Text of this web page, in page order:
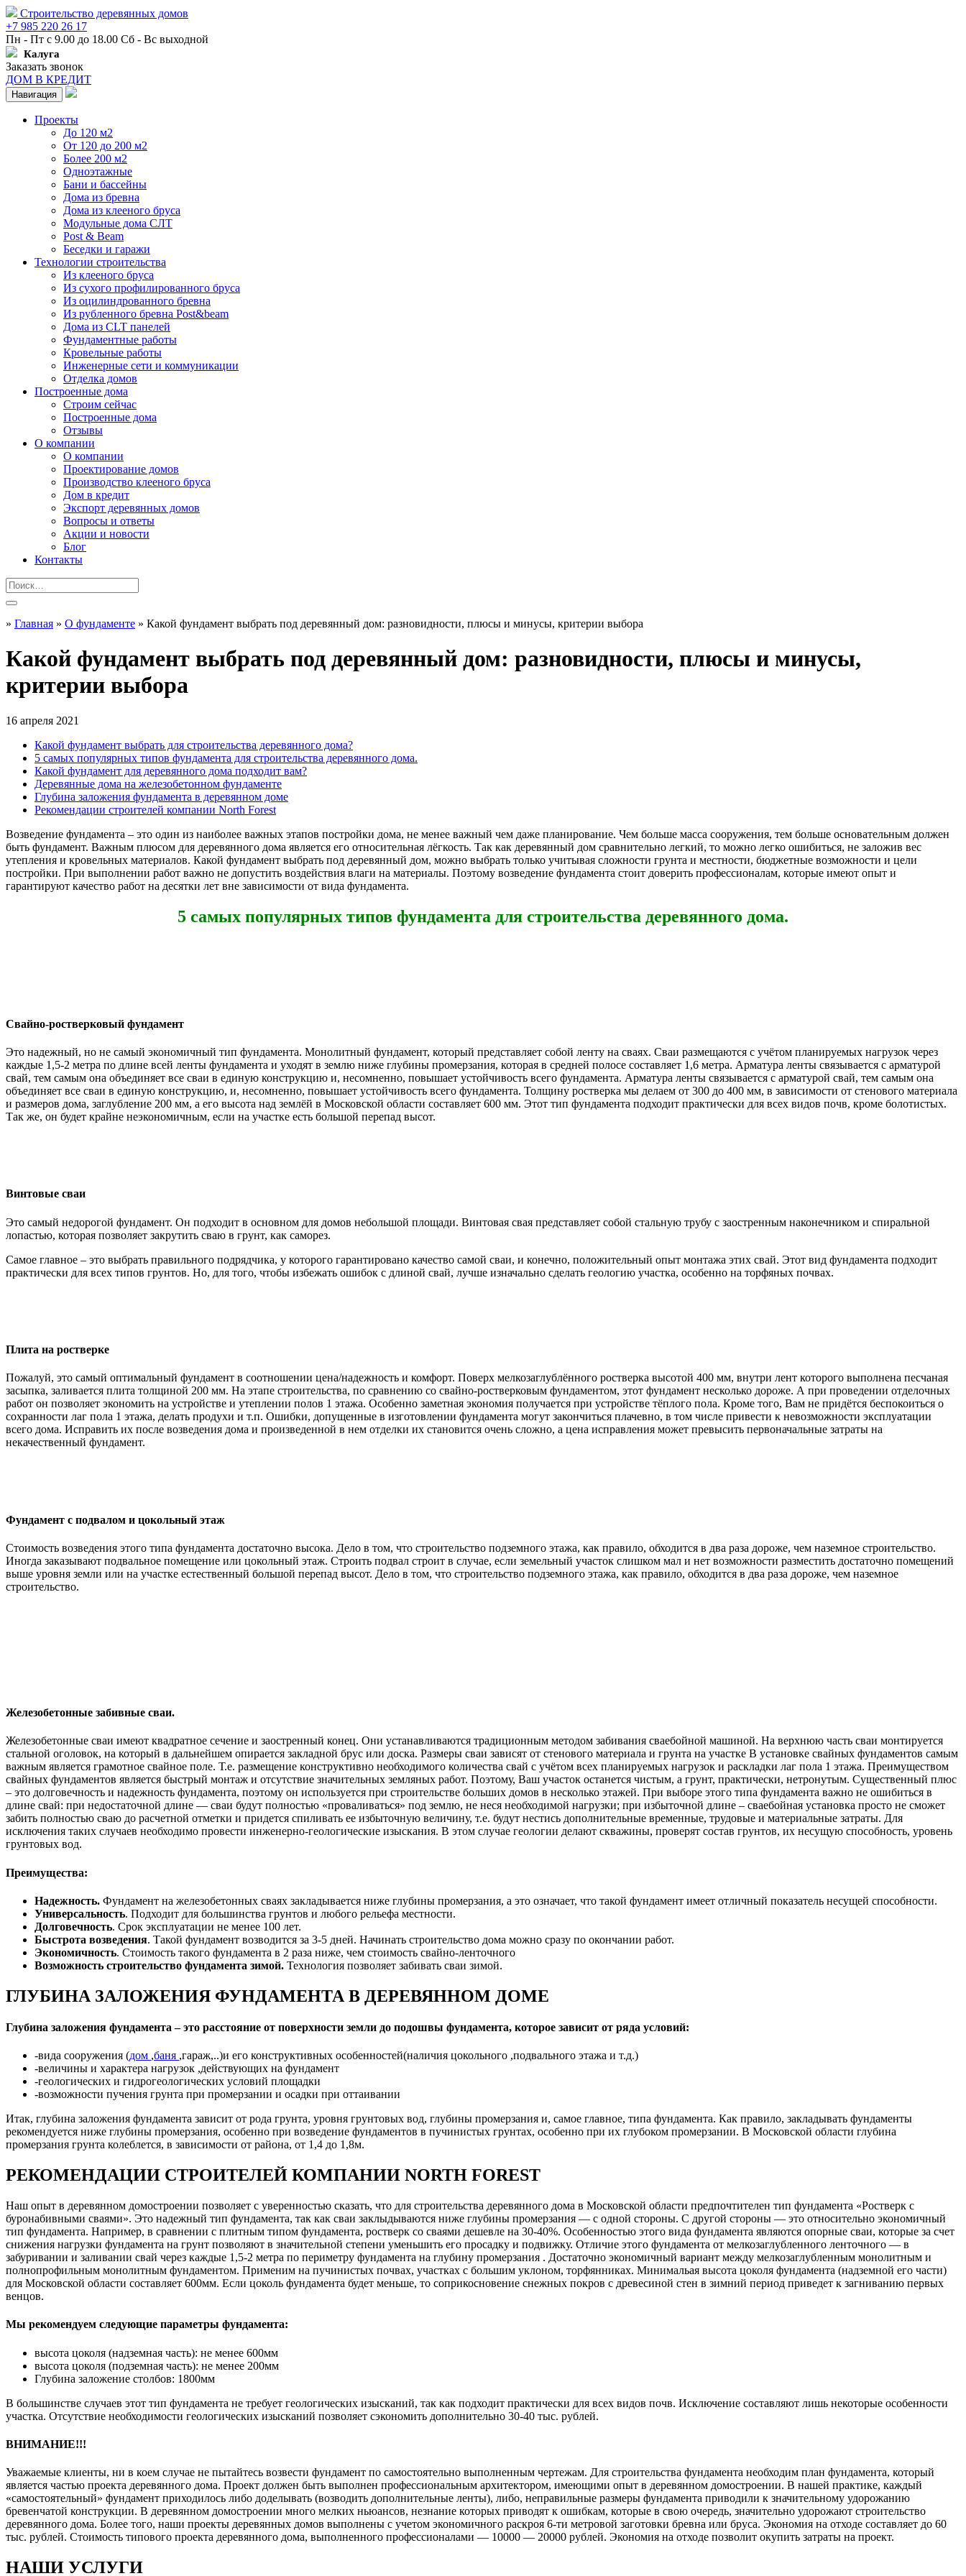
Строительство деревянных домов
+7 985 220 26 17
Пн - Пт с 9.00 до 18.00 Сб - Вс выходной
Калуга
Заказать звонок
ДОМ В КРЕДИТ
Навигация
Проекты
До 120 м2
От 120 до 200 м2
Более 200 м2
Одноэтажные
Бани и бассейны
Дома из бревна
Дома из клееного бруса
Модульные дома СЛТ
Post & Beam
Беседки и гаражи
Технологии строительства
Из клееного бруса
Из сухого профилированного бруса
Из оцилиндрованного бревна
Из рубленного бревна Post&beam
Дома из CLT панелей
Фундаментные работы
Кровельные работы
Инженерные сети и коммуникации
Отделка домов
Построенные дома
Строим сейчас
Построенные дома
Отзывы
О компании
О компании
Проектирование домов
Производство клееного бруса
Дом в кредит
Экспорт деревянных домов
Вопросы и ответы
Акции и новости
Блог
Контакты
» Главная » О фундаменте » Какой фундамент выбрать под деревянный дом: разновидности, плюсы и минусы, критерии выбора
Какой фундамент выбрать под деревянный дом: разновидности, плюсы и минусы,
критерии выбора
16 апреля 2021
Какой фундамент выбрать для строительства деревянного дома?
5 самых популярных типов фундамента для строительства деревянного дома.
Какой фундамент для деревянного дома подходит вам?
Деревянные дома на железобетонном фундаменте
Глубина заложения фундамента в деревянном доме
Рекомендации строителей компании North Forest
Возведение фундамента – это один из наиболее важных этапов постройки дома, не менее важный чем даже планирование. Чем больше масса сооружения, тем больше основательным должен
быть фундамент. Важным плюсом для деревянного дома является его относительная лёгкость. Так как деревянный дом сравнительно легкий, то можно легко ошибиться, не заложив вес
утепления и кровельных материалов. Какой фундамент выбрать под деревянный дом, можно выбрать только учитывая сложности грунта и местности, бюджетные возможности и цели
постройки. При выполнении работ важно не допустить воздействия влаги на материалы. Поэтому возведение фундамента стоит доверить профессионалам, которые имеют опыт и
гарантируют качество работ на десятки лет вне зависимости от вида фундамента.
5 самых популярных типов фундамента для строительства деревянного дома.
Свайно-ростверковый фундамент
Это надежный, но не самый экономичный тип фундамента. Монолитный фундамент, который представляет собой ленту на сваях. Сваи размещаются с учётом планируемых нагрузок через
каждые 1,5-2 метра по длине всей ленты фундамента и уходят в землю ниже глубины промерзания, которая в средней полосе составляет 1,6 метра. Арматура ленты связывается с арматурой
свай, тем самым она объединяет все сваи в единую конструкцию и, несомненно, повышает устойчивость всего фундамента. Арматура ленты связывается с арматурой свай, тем самым она
объединяет все сваи в единую конструкцию, и, несомненно, повышает устойчивость всего фундамента. Толщину ростверка мы делаем от 300 до 400 мм, в зависимости от стенового материала
и размеров дома, заглубление 200 мм, а его высота над землёй в Московской области составляет 600 мм. Этот тип фундамента подходит практически для всех видов почв, кроме болотистых.
Так же, он будет крайне неэкономичным, если на участке есть большой перепад высот.
Винтовые сваи
Это самый недорогой фундамент. Он подходит в основном для домов небольшой площади. Винтовая свая представляет собой стальную трубу с заостренным наконечником и спиральной
лопастью, которая позволяет закрутить сваю в грунт, как саморез.
Самое главное – это выбрать правильного подрядчика, у которого гарантировано качество самой сваи, и конечно, положительный опыт монтажа этих свай. Этот вид фундамента подходит
практически для всех типов грунтов. Но, для того, чтобы избежать ошибок с длиной свай, лучше изначально сделать геологию участка, особенно на торфяных почвах.
Плита на ростверке
Пожалуй, это самый оптимальный фундамент в соотношении цена/надежность и комфорт. Поверх мелкозаглублённого ростверка высотой 400 мм, внутри лент которого выполнена песчаная
засыпка, заливается плита толщиной 200 мм. На этапе строительства, по сравнению со свайно-ростверковым фундаментом, этот фундамент несколько дороже. А при проведении отделочных
работ он позволяет экономить на устройстве и утеплении полов 1 этажа. Особенно заметная экономия получается при устройстве тёплого пола. Кроме того, Вам не придётся беспокоиться о
сохранности лаг пола 1 этажа, делать продухи и т.п. Ошибки, допущенные в изготовлении фундамента могут закончиться плачевно, в том числе привести к невозможности эксплуатации
всего дома. Исправить их после возведения дома и произведенной в нем отделки их становится очень сложно, а цена исправления может превысить первоначальные затраты на
некачественный фундамент.
Фундамент с подвалом и цокольный этаж
Стоимость возведения этого типа фундамента достаточно высока. Дело в том, что строительство подземного этажа, как правило, обходится в два раза дороже, чем наземное строительство.
Иногда заказывают подвальное помещение или цокольный этаж. Строить подвал строит в случае, если земельный участок слишком мал и нет возможности разместить достаточно помещений
выше уровня земли или на участке естественный большой перепад высот. Дело в том, что строительство подземного этажа, как правило, обходится в два раза дороже, чем наземное
строительство.
Железобетонные забивные сваи.
Железобетонные сваи имеют квадратное сечение и заостренный конец. Они устанавливаются традиционным методом забивания сваебойной машиной. На верхнюю часть сваи монтируется
стальной оголовок, на который в дальнейшем опирается закладной брус или доска. Размеры сваи зависят от стенового материала и грунта на участке В установке свайных фундаментов самым
важным является грамотное свайное поле. Т.е. размещение конструктивно необходимого количества свай с учётом всех планируемых нагрузок и раскладки лаг пола 1 этажа. Преимуществом
свайных фундаментов является быстрый монтаж и отсутствие значительных земляных работ. Поэтому, Ваш участок останется чистым, а грунт, практически, нетронутым. Существенный плюс
– это долговечность и надежность фундамента, поэтому он используется при строительстве больших домов в несколько этажей. При выборе этого типа фундамента важно не ошибиться в
длине свай: при недостаточной длине — сваи будут полностью «проваливаться» под землю, не неся необходимой нагрузки; при избыточной длине – сваебойная установка просто не сможет
забить полностью сваю до расчетной отметки и придется спиливать ее избыточную величину, т.е. будут нестись дополнительные временные, трудовые и материальные затраты. Для
исключения таких случаев необходимо провести инженерно-геологические изыскания. В этом случае геологии делают скважины, проверят состав грунтов, их несущую способность, уровень
грунтовых вод.
Преимущества:
Надежность. Фундамент на железобетонных сваях закладывается ниже глубины промерзания, а это означает, что такой фундамент имеет отличный показатель несущей способности.
Универсальность. Подходит для большинства грунтов и любого рельефа местности.
Долговечность. Срок эксплуатации не менее 100 лет.
Быстрота возведения. Такой фундамент возводится за 3-5 дней. Начинать строительство дома можно сразу по окончании работ.
Экономичность. Стоимость такого фундамента в 2 раза ниже, чем стоимость свайно-ленточного
Возможность строительство фундамента зимой. Технология позволяет забивать сваи зимой.
ГЛУБИНА ЗАЛОЖЕНИЯ ФУНДАМЕНТА В ДЕРЕВЯННОМ ДОМЕ
Глубина заложения фундамента – это расстояние от поверхности земли до подошвы фундамента, которое зависит от ряда условий:
-вида сооружения (дом ,баня ,гараж,..)и его конструктивных особенностей(наличия цокольного ,подвального этажа и т.д.)
-величины и характера нагрузок ,действующих на фундамент
-геологических и гидрогеологических условий площадки
-возможности пучения грунта при промерзании и осадки при оттаивании
Итак, глубина заложения фундамента зависит от рода грунта, уровня грунтовых вод, глубины промерзания и, самое главное, типа фундамента. Как правило, закладывать фундаменты
рекомендуется ниже глубины промерзания, особенно при возведение фундаментов в пучинистых грунтах, особенно при их глубоком промерзании. В Московской области глубина
промерзания грунта колеблется, в зависимости от района, от 1,4 до 1,8м.
РЕКОМЕНДАЦИИ СТРОИТЕЛЕЙ КОМПАНИИ NORTH FOREST
Наш опыт в деревянном домостроении позволяет с уверенностью сказать, что для строительства деревянного дома в Московской области предпочтителен тип фундамента «Ростверк с
буронабивными сваями». Это надежный тип фундамента, так как сваи заклыдываются ниже глубины промерзания — с одной стороны. С другой стороны — это относительно экономичный
тип фундамента. Например, в сравнении с плитным типом фундамента, ростверк со сваями дешевле на 30-40%. Особенностью этого вида фундамента являются опорные сваи, которые за счет
снижения нагрузки фундамента на грунт позволяют в значительной степени уменьшить его просадку и подвижку. Отличие этого фундамента от мелкозаглубленного ленточного — в
забуривании и заливании свай через каждые 1,5-2 метра по периметру фундамента на глубину промерзания . Достаточно экономичный вариант между мелкозаглубленным монолитным и
полнопрофильным монолитным фундаментом. Применим на пучинистых почвах, участках с большим уклоном, торфянниках. Минимальая высота цоколя фундамента (надземной его части)
для Московской области составляет 600мм. Если цоколь фундамента будет меньше, то соприкосновение снежных покров с древесиной стен в зимний период приведет к загниванию первых
венцов.
Мы рекомендуем следующие параметры фундамента:
высота цоколя (надземная часть): не менее 600мм
высота цоколя (подземная часть): не менее 200мм
Глубина заложение столбов: 1800мм
В большинстве случаев этот тип фундамента не требует геологических изысканий, так как подходит практически для всех видов почв. Исключение составляют лишь некоторые особенности
участка. Отсутствие необходимости геологических изысканий позволяет сэкономить дополнительно 30-40 тыс. рублей.
ВНИМАНИЕ!!!
Уважаемые клиенты, ни в коем случае не пытайтесь возвести фундамент по самостоятельно выполненным чертежам. Для строительства фундамента необходим план фундамента, который
является частью проекта деревянного дома. Проект должен быть выполнен профессиональным архитектором, имеющими опыт в деревянном домостроении. В нашей практике, каждый
«самостоятельный» фундамент приходилось либо доделывать (возводить дополнительные ленты), либо, неправильные размеры фундамента приводили к значительному удорожанию
бревенчатой конструкции. В деревянном домостроении много мелких ньюансов, незнание которых приводят к ошибкам, которые в свою очередь, значительно удорожают строительство
деревянного дома. Более того, наши проекты деревянных домов выполнены с учетом экономичного раскроя 6-ти метровой заготовки бревна или бруса. Экономия на отходе составляет до 60
тыс. рублей. Стоимость типового проекта деревянного дома, выполненного профессионалами — 10000 — 20000 рублей. Экономия на отходе позволит окупить затраты на проект.
НАШИ УСЛУГИ